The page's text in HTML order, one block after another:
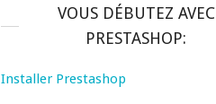
VOUS DÉBUTEZ AVEC
PRESTASHOP:
Installer Prestashop